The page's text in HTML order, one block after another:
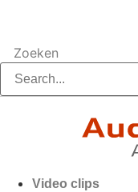
Zoeken
Video clips